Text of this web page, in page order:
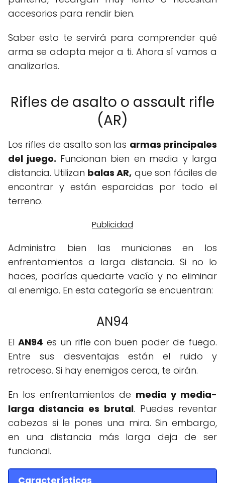
accesorios para rendir bien.
Saber esto te servirá para comprender qué
arma se adapta mejor a ti. Ahora sí vamos a
analizarlas.
Rifles de asalto o assault rifle
(AR)
Los rifles de asalto son las armas principales
del juego. Funcionan bien en media y larga
distancia. Utilizan balas AR, que son fáciles de
encontrar y están esparcidas por todo el
terreno.
Administra bien las municiones en los
enfrentamientos a larga distancia. Si no lo
haces, podrías quedarte vacío y no eliminar
al enemigo. En esta categoría se encuentran:
AN94
El AN94 es un rifle con buen poder de fuego.
Entre sus desventajas están el ruido y
retroceso. Si hay enemigos cerca, te oirán.
En los enfrentamientos de media y media-
larga distancia es brutal. Puedes reventar
cabezas si le pones una mira. Sin embargo,
en una distancia más larga deja de ser
funcional.
Características